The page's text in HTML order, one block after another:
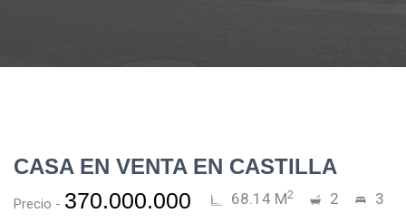
CASA EN VENTA EN CASTILLA
Precio - 370.000.000 68.14 M2 2 3